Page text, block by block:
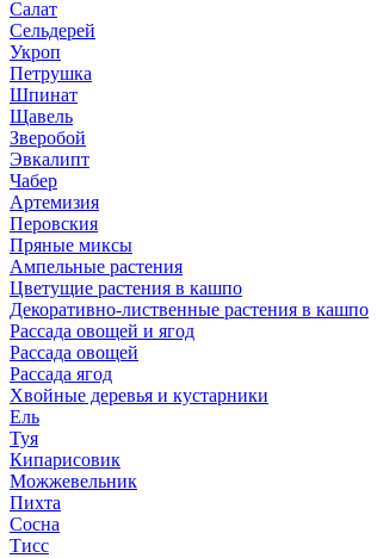
Салат
Сельдерей
Укроп
Петрушка
Шпинат
Щавель
Зверобой
Эвкалипт
Чабер
Артемизия
Перовския
Пряные миксы
Ампельные растения
Цветущие растения в кашпо
Декоративно-лиственные растения в кашпо
Рассада овощей и ягод
Рассада овощей
Рассада ягод
Хвойные деревья и кустарники
Ель
Туя
Кипарисовик
Можжевельник
Пихта
Сосна
Тисc